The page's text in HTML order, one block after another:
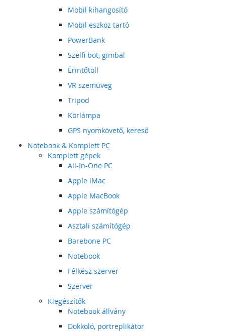
Mobil kihangosító
Mobil eszköz tartó
PowerBank
Szelfi bot, gimbal
Érintőtoll
VR szemüveg
Tripod
Körlámpa
GPS nyomkövető, kereső
Notebook & Komplett PC
Komplett gépek
All-In-One PC
Apple iMac
Apple MacBook
Apple számítógép
Asztali számítógép
Barebone PC
Notebook
Félkész szerver
Szerver
Kiegészítők
Notebook állvány
Dokkoló, portreplikátor